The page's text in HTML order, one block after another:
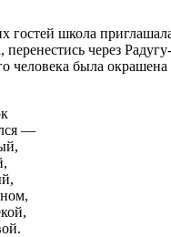
гостей школа
перенестись через
человека была
—